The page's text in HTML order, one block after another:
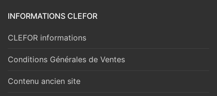
INFORMATIONS CLEFOR
CLEFOR informations
Conditions Générales de Ventes
Contenu ancien site